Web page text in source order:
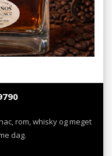
rom, whisky og meget
dag.